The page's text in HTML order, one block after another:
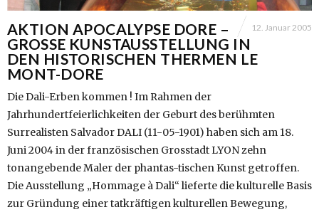
AKTION APOCALYPSE DORE –
GROSSE KUNSTAUSSTELLUNG IN
DEN HISTORISCHEN THERMEN LE
MONT-DORE
12. Januar 2005
Die Dali-Erben kommen ! Im Rahmen der
Jahrhundertfeierlichkeiten der Geburt des berühmten
Surrealisten Salvador DALI (11-05-1901) haben sich am 18.
Juni 2004 in der französischen Grosstadt LYON zehn
tonangebende Maler der phantas-tischen Kunst getroffen.
Die Ausstellung „Hommage à Dali“ lieferte die kulturelle Basis
zur Gründung einer tatkräftigen kulturellen Bewegung,